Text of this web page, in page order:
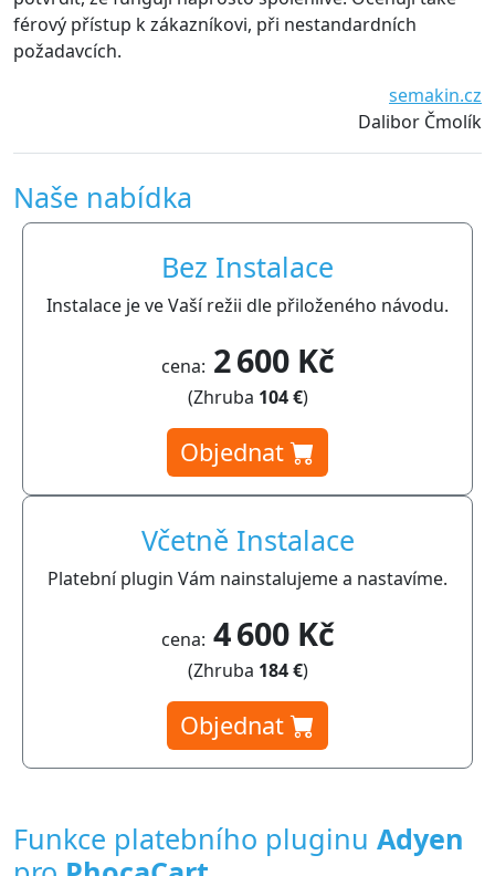
přístup k zákazníkovi, při nestandardních
semakin.cz
Dalibor Čmolík
Naše nabídka
Bez Instalace
Instalace je ve Vaší režii dle přiloženého návodu.
cena: 2 600 Kč
(Zhruba 104 €)
Objednat
Včetně Instalace
Platební plugin Vám nainstalujeme a nastavíme.
cena: 4 600 Kč
(Zhruba 184 €)
Objednat
Funkce platebního pluginu Adyen